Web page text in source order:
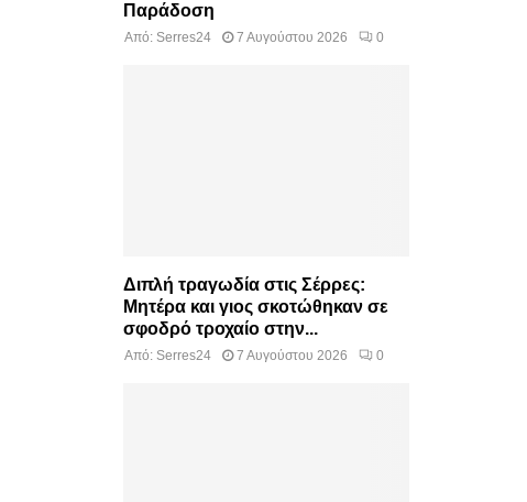
Παράδοση
Από: Serres24 7 Αυγούστου 2026 0
Διπλή τραγωδία στις Σέρρες:
Μητέρα και γιος σκοτώθηκαν σε
σφοδρό τροχαίο στην...
Από: Serres24 7 Αυγούστου 2026 0